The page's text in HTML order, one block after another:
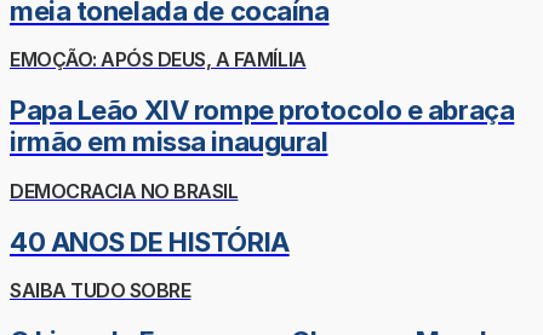
meia tonelada de cocaína
EMOÇÃO: APÓS DEUS, A FAMÍLIA
Papa Leão XIV rompe protocolo e abraça
irmão em missa inaugural
DEMOCRACIA NO BRASIL
40 ANOS DE HISTÓRIA
SAIBA TUDO SOBRE